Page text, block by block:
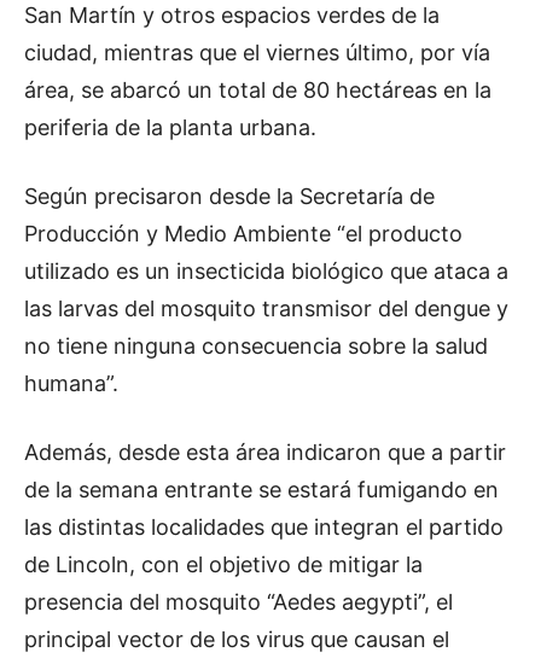
San Martín y otros espacios verdes de la
ciudad, mientras que el viernes último, por vía
área, se abarcó un total de 80 hectáreas en la
periferia de la planta urbana.
Según precisaron desde la Secretaría de
Producción y Medio Ambiente “el producto
utilizado es un insecticida biológico que ataca a
las larvas del mosquito transmisor del dengue y
no tiene ninguna consecuencia sobre la salud
humana”.
Además, desde esta área indicaron que a partir
de la semana entrante se estará fumigando en
las distintas localidades que integran el partido
de Lincoln, con el objetivo de mitigar la
presencia del mosquito “Aedes aegypti”, el
principal vector de los virus que causan el